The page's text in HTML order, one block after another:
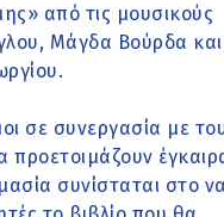
από τις μουσικούς
Μάγδα Βούρδα και
σε συνεργασία με
προετοιμάζουν
συνίσταται στο να